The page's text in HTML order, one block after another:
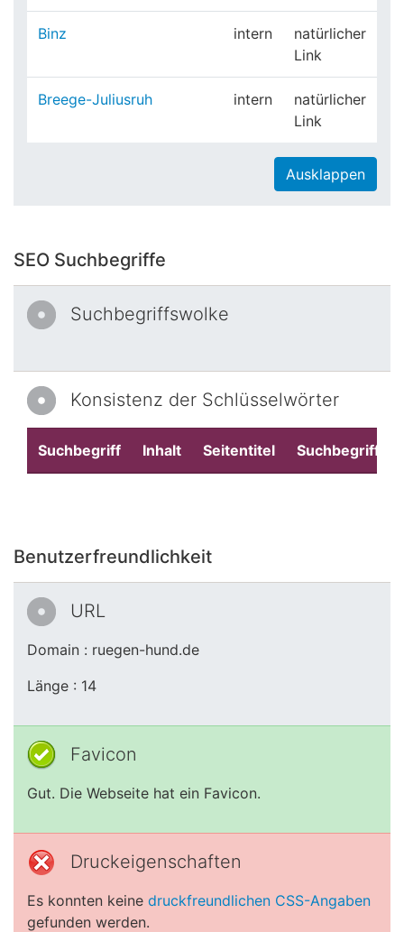
Binz intern
natürlicher
Link
Breege-Juliusruh intern
natürlicher
Link
Ausklappen
SEO Suchbegriffe
Suchbegriffswolke
Konsistenz der Schlüsselwörter
Suchbegriff Inhalt Seitentitel Suchbegriffe
Benutzerfreundlichkeit
URL
Domain : ruegen-hund.de
Länge : 14
Favicon
Gut. Die Webseite hat ein Favicon.
Druckeigenschaften
Es konnten keine druckfreundlichen CSS-Angaben
gefunden werden.